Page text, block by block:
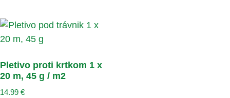
Pletivo proti krtkom 1 x
20 m, 45 g / m2
14.99 €